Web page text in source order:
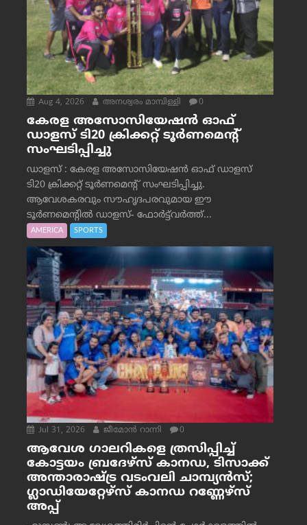
Aug 4, 2026 അനശ്വരം മാമ്പിള്ളി 0
കേരള അസോസിയേഷൻ ഓഫ്
ഡാളസ് ടി20 ക്രിക്കറ്റ് ടൂർണമെന്റ്
സംഘടിപ്പിച്ചു
ഡാളസ് : കേരള അസോസിയേഷൻ ഓഫ് ഡാളസ്
ടി20 ക്രിക്കറ്റ് ടൂർണമെന്റ് സംഘടിപ്പിച്ചു.
ആവേശകരവും സൗഹൃദപരവുമായ ഈ
ടൂർണമെന്റിൽ ഡാളസ്- ഫോർട്ട്‌വര്‍ത്ത്...
AMERICA SPORTS
Jul 31, 2026 ജീമോന്‍ റാന്നി 0
ആവേശ ഗാലറികളെ ത്രസിപ്പിച്ച്
കോട്ടയം ബ്രദേഴ്‌സ് കാനഡ, ടിസാക്ക്
അന്താരാഷ്ട്ര വടംവലി ചാമ്പ്യന്‍സ്;
ഗ്ലാഡിയേറ്റേഴ്‌സ് കാനഡ റണ്ണേഴ്‌സ്
അപ്പ്